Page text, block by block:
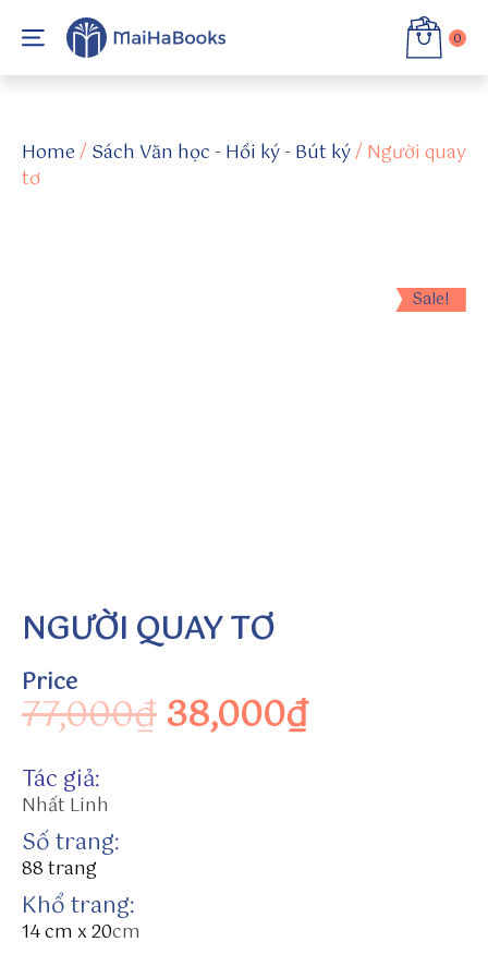
0
p
s:
w
w
w.
ar
k.
c
o
m
/e
n
Home/Sách Văn học - Hồi ký - Bút ký/ Người quay
tơ
Sale!
NGƯỜI QUAY TƠ
Price
77,000₫Original price
38,000₫Current
Tác giả:
Nhất Linh
Số trang:
88 trang
Khổ trang:
14 cm x 20cm